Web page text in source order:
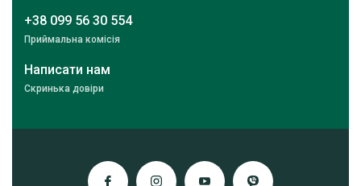
+38 099 56 30 554
Приймальна комісія
Написати нам
Скринька довіри